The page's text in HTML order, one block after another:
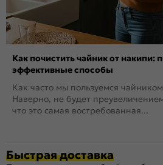
Как почистить чайник от накипи:
эффективные способы
Как часто мы пользуемся
Наверно, не будет
что это самая востребованная...
Быстрая доставка